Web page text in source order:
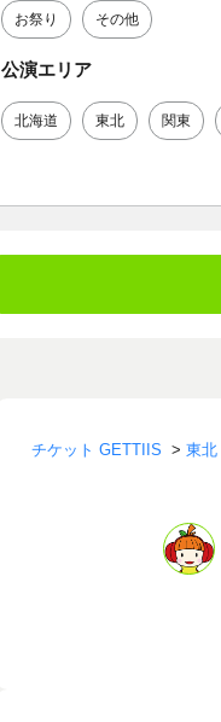
お祭り その他
公演エリア
北海道 東北 関東
チケット GETTIIS > 東北